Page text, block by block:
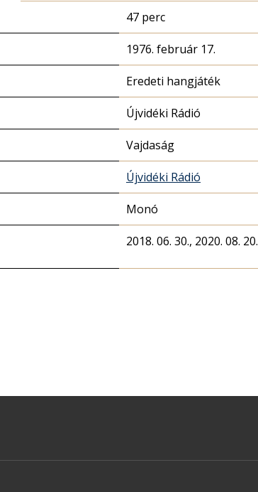
47 perc
1976. február 17.
Eredeti hangjáték
Újvidéki Rádió
Vajdaság
Újvidéki Rádió
Monó
2018. 06. 30., 2020. 08. 20.